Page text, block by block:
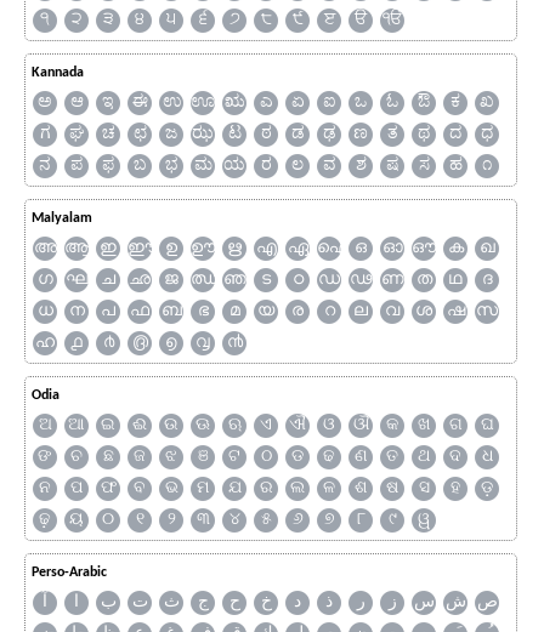
੧
੨ ੩ ੪ ੫ ੬ ੭ ੮ ੯ ੲ ੳ ੴ
Kannada
ಅ ಆ ಇ ಈ ಉ ಊ ಋ ಎ ಏ ಐ ಒ ಓ ಔ ಕ
ಖ
ಗ
ಘ ಚ ಛ ಜ ಝ ಟ ಠ ಡ ಢ ಣ ತ ಥ ದ
ಧ
ನ
ಪ ಫ ಬ ಭ ಮ ಯ ರ ಲ ವ ಶ ಷ ಸ ಹ ೧
Malyalam
അ ആ ഇ ഈ ഉ ഊ ഋ എ ഏ ഐ ഒ ഓ ഔ ക
ഖ
ഗ
ഘ ച ഛ ജ ഝ ഞ ട ഠ ഡ ഢ ണ ത ഥ
ദ
ധ
ന പ ഫ ബ ഭ മ യ ര റ ല വ ശ ഷ
സ
ഹ
൧ ൪ ൫ ൭ ൮ ൯
Odia
ଅ ଆ ଇ ଈ ଉ ଊ ଋ ଏ ଐ ଓ ଔ କ ଖ ଗ
ଘ
ଙ
ଚ ଛ ଜ ଝ ଞ ଟ ଠ ଡ ଢ ଣ ତ ଥ ଦ
ଧ
ନ
ପ ଫ ବ ଭ ମ ଯ ର ଲ ଳ ଶ ଷ ସ ହ
ଡ଼
ଢ଼
ୟ ୦ ୧ ୨ ୩ ୪ ୫ ୬ ୭ ୮ ୯ ୱ
Perso-Arabic
آ ا ب ت ث ج ح خ د ذ ر ز س ش ص